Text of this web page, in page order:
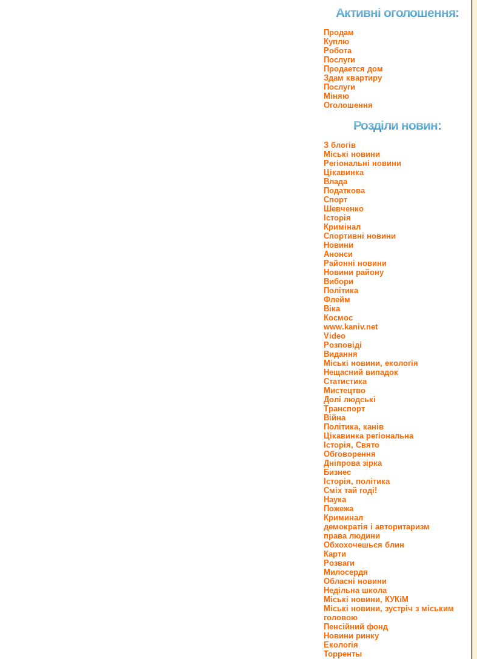
Активні оголошення:
Продам
Куплю
Робота
Послуги
Продается дом
Здам квартиру
Послуги
Міняю
Оголошення
Розділи новин:
З блогів
Міські новини
Регіональні новини
Цікавинка
Влада
Податкова
Спорт
Шевченко
Історія
Кримінал
Спортивні новини
Новини
Анонси
Районні новини
Новини району
Вибори
Політика
Флейм
Віка
Космос
www.kaniv.net
Video
Розповіді
Видання
Міські новини, екологія
Нещасний випадок
Статистика
Мистецтво
Долі людські
Транспорт
Війна
Політика, канів
Цікавинка регіональна
Історія, Свято
Обговорення
Дніпрова зірка
Бизнес
Історія, політика
Сміх тай годі!
Наука
Пожежа
Криминал
демократія і авторитаризм
права людини
Обхохочешься блин
Карти
Розваги
Милосердя
Обласні новини
Недільна школа
Міські новини, КУКіМ
Міські новини, зустріч з міським
головою
Пенсійний фонд
Новини ринку
Екологія
Торренты